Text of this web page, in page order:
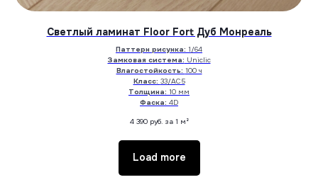
Светлый ламинат Floor Fort Дуб Монреаль
Паттерн рисунка: 1/64
Замковая система: Uniclic
Влагостойкость: 100 ч
Класс: 33/АС5
Толщина: 10 мм
Фаска: 4D
4 390 руб. за 1 м²
Load more